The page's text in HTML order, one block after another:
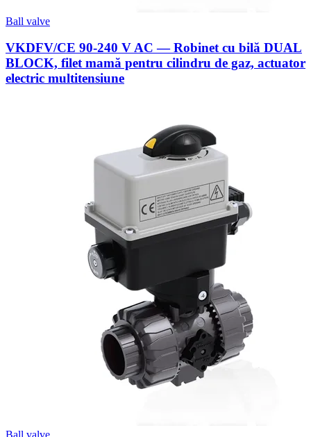
Ball valve
VKDFV/CE 90-240 V AC — Robinet cu bilă DUAL
BLOCK, filet mamă pentru cilindru de gaz, actuator
electric multitensiune
Ball valve